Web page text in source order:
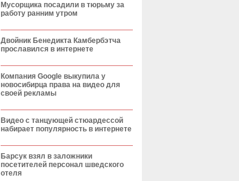
Мусорщика посадили в тюрьму за
работу ранним утром
Двойник Бенедикта Камбербэтча
прославился в интернете
Компания Google выкупила у
новосибирца права на видео для
своей рекламы
Видео с танцующей стюардессой
набирает популярность в интернете
Барсук взял в заложники
посетителей персонал шведского
отеля